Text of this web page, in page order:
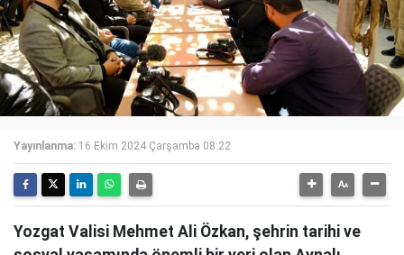
Yayınlanma: 16 Ekim 2024 Çarşamba 08:22
Yozgat Valisi Mehmet Ali Özkan, şehrin tarihi ve